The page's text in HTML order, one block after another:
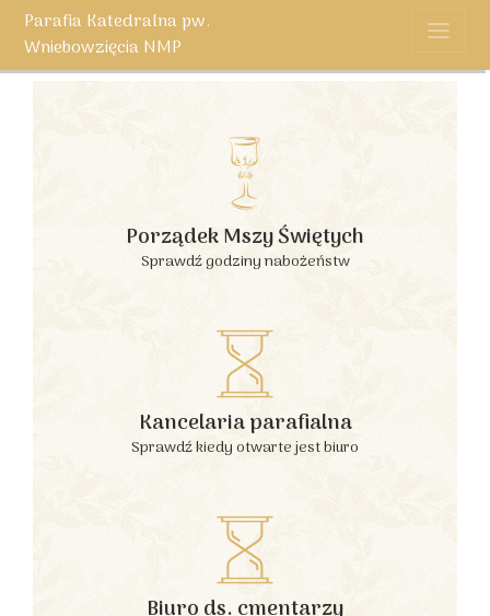
Parafia Katedralna pw.
Wniebowzięcia NMP
Porządek Mszy Świętych
Sprawdź godziny nabożeństw
Kancelaria parafialna
Sprawdź kiedy otwarte jest biuro